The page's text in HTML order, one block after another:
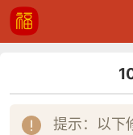
提示：以下